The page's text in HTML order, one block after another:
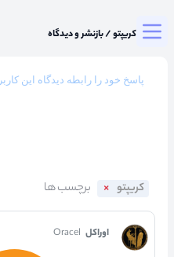
میزگرد کریپتو/بازنشر و دیدگاه
کریپتو
اوراکل Oracel